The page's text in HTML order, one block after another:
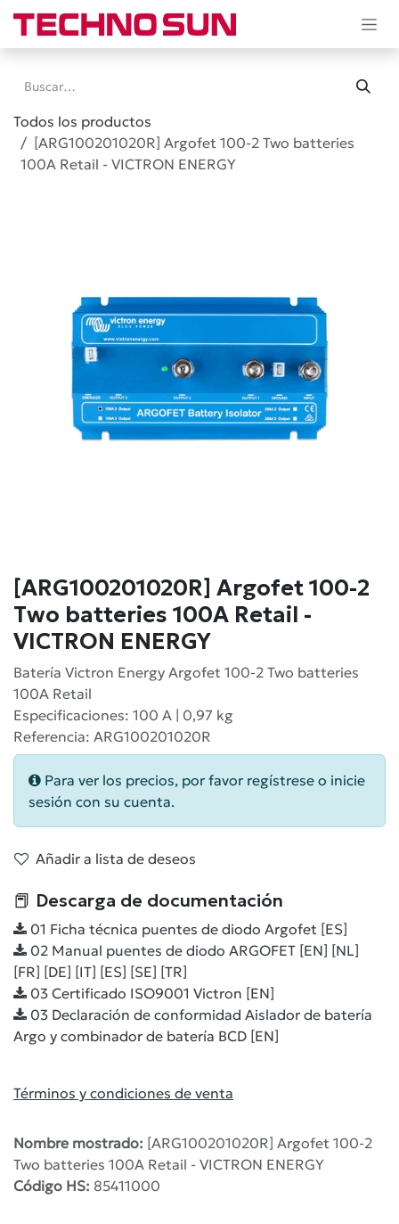
Ir al contenido
Todos los productos
[ARG100201020R] Argofet 100-2 Two batteries
100A Retail - VICTRON ENERGY
[ARG100201020R] Argofet 100-2
Two batteries 100A Retail -
VICTRON ENERGY
Batería Victron Energy Argofet 100-2 Two batteries
100A Retail
Especificaciones: 100 A | 0,97 kg
Referencia: ARG100201020R
Para ver los precios, por favor regístrese o inicie
sesión con su cuenta.
Añadir a lista de deseos
📕 Descarga de documentación
01 Ficha técnica puentes de diodo Argofet [ES]
02 Manual puentes de diodo ARGOFET [EN] [NL]
[FR] [DE] [IT] [ES] [SE] [TR]
03 Certificado ISO9001 Victron [EN]
03 Declaración de conformidad Aislador de batería
Argo y combinador de batería BCD [EN]
Términos y condiciones de venta
Nombre mostrado: [ARG100201020R] Argofet 100-2
Two batteries 100A Retail - VICTRON ENERGY
Código HS: 85411000